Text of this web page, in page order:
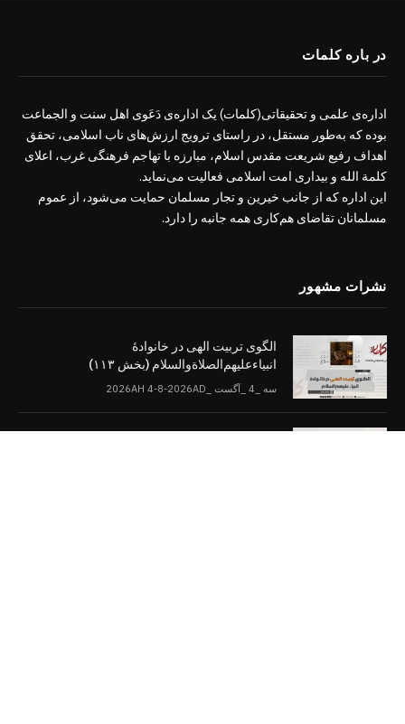
در باره کلمات
اداره‌ی علمی و تحقیقاتی(کلمات) یک اداره‌ی دَعَوی اهل سنت و الجماعت
بوده که به‌طور مستقل، در راستای ترویج ارزش‌های ناب اسلامی، تحقق
اهداف رفیع شریعت مقدس اسلام، مبارزه با تهاجم فرهنگی غرب، اعلای
کلمة الله و بیداری امت اسلامی فعالیت می‌نماید.
این اداره که از جانب خیرین و تجار مسلمان حمایت می‌شود، از عموم
مسلمانان تقاضای هم‌کاری همه جانبه را دارد.
نشرات مشهور
الگوی تربیت الهی در خانوادۀ
انبیاءعلیهم‌الصلاةو‌السلام (بخش ۱۱۳)
سه _4 _آگست _2026AH 4-8-2026AD